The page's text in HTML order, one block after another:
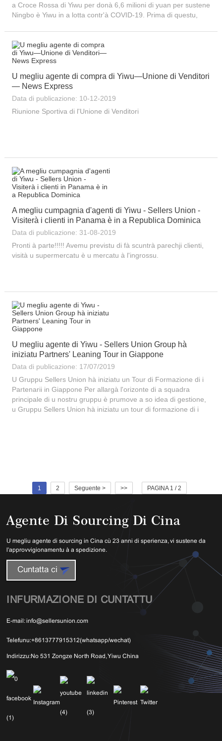
a Croce Rossa di Yiwu per donà 6,6 milioni di yuan per sustene
Ningbo è Yiwu in a lotta contr'à COVID-19. Prima di questu,
U megliu agente di compra di Yiwu—Unione di Venditori
— News Express
Data di publicazione: 10-12-2019
Riunione Sportiva di l'Unione di Venditori
A megliu cumpagnia d'agenti di Yiwu - Sellers Union -
Visiterà i clienti in Panama è in a Republica Dominica
Data di publicazione: 31-08-2019
Pronti à parte!!!!! Avemu previstu di fà scuntrà parechji clienti,
visità u supermercatu è u mercatu à l'ingrossu.
U megliu agente di Yiwu - Sellers Union Group hà
iniziatu Partners' Leaning Tour in Giappone
Data di publicazione: 17/07/2019
U Gruppu Sellers Union hà iniziatu un Tour di Formazione di i
Partenarii in Giappone Per allargà l'orizonte di a squadra
principale di u nostru gruppu è prumove a so idea di gestione,
u Gruppu Sellers Union hà iniziatu un tour di formazione di i
1 2 Seguente > >> PAGINA 1 / 2
Agente Di Sourcing Di Cina
U megliu agente di sourcing in Cina cù 23 anni di sperienza, vi sustene da
l'approvvigionamentu à a spedizione.
Cuntatta ci
INFURMAZIONE DI CUNTATTU
E-mail: info@sellersunion.com
Telefunu:+8613777915312(whatsapp/wechat)
Indirizzu:No 531 Zongze North Road, Yiwu China